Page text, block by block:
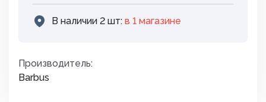
В наличии 2 шт: в 1 магазинe
Производитель:
Barbus